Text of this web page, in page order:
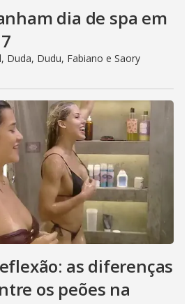
dia de spa em
Duda, Dudu, Fabiano e Saory
as diferenças
os peões na